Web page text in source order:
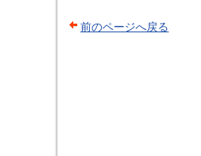
前のページへ戻る